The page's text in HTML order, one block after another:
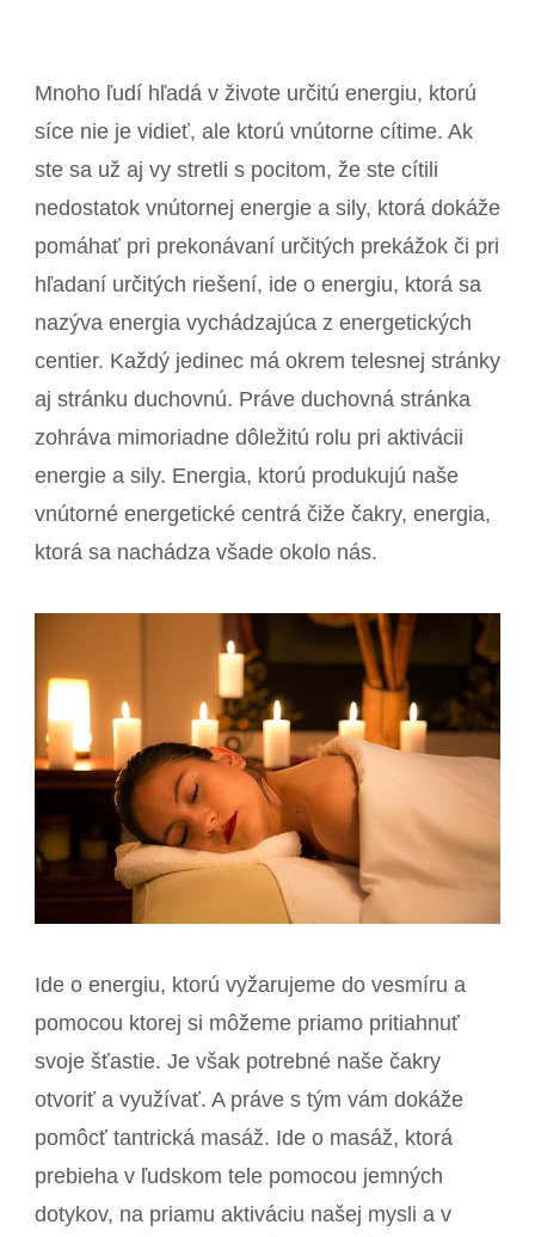
Mnoho ľudí hľadá v živote určitú energiu, ktorú
síce nie je vidieť, ale ktorú vnútorne cítime. Ak
ste sa už aj vy stretli s pocitom, že ste cítili
nedostatok vnútornej energie a sily, ktorá dokáže
pomáhať pri prekonávaní určitých prekážok či pri
hľadaní určitých riešení, ide o energiu, ktorá sa
nazýva energia vychádzajúca z energetických
centier. Každý jedinec má okrem telesnej stránky
aj stránku duchovnú. Práve duchovná stránka
zohráva mimoriadne dôležitú rolu pri aktivácii
energie a sily. Energia, ktorú produkujú naše
vnútorné energetické centrá čiže čakry, energia,
ktorá sa nachádza všade okolo nás.
Ide o energiu, ktorú vyžarujeme do vesmíru a
pomocou ktorej si môžeme priamo pritiahnuť
svoje šťastie. Je však potrebné naše čakry
otvoriť a využívať. A práve s tým vám dokáže
pomôcť tantrická masáž. Ide o masáž, ktorá
prebieha v ľudskom tele pomocou jemných
dotykov, na priamu aktiváciu našej mysli a v